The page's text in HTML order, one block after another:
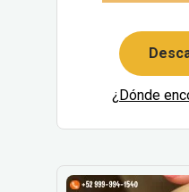
¿Dónde